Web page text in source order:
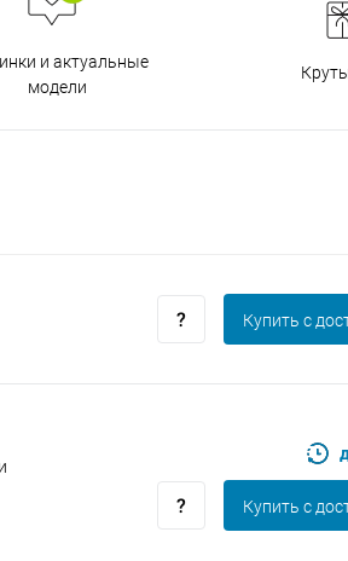
и актуальные
модели
Купить c
Купить c
Подробнее
недели
8 800